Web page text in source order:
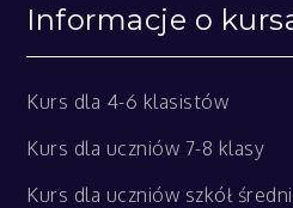
Informacje o
Kurs dla 4-6 klasistów
Kurs dla uczniów 7-8 klasy
Kurs dla uczniów szkół